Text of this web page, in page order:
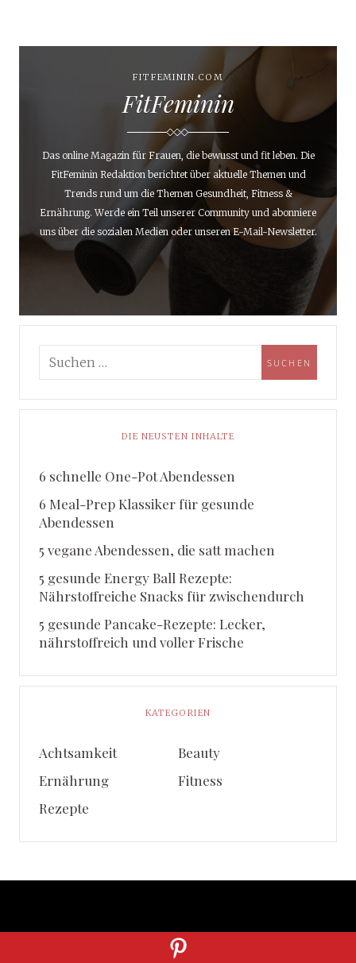
FITFEMININ.COM
FitFeminin
Das online Magazin für Frauen, die bewusst und fit leben. Die
FitFeminin Redaktion berichtet über aktuelle Themen und
Trends rund um die Themen Gesundheit, Fitness &
Ernährung. Werde ein Teil unserer Community und abonniere
uns über die sozialen Medien oder unseren E-Mail-Newsletter.
DIE NEUSTEN INHALTE
6 schnelle One-Pot Abendessen
6 Meal-Prep Klassiker für gesunde
Abendessen
5 vegane Abendessen, die satt machen
5 gesunde Energy Ball Rezepte:
Nährstoffreiche Snacks für zwischendurch
5 gesunde Pancake-Rezepte: Lecker,
nährstoffreich und voller Frische
KATEGORIEN
Achtsamkeit
Beauty
Ernährung
Fitness
Rezepte
DATENSCHUTZ HAFTUNGSAUSSCHLUSS IMPRESSUM